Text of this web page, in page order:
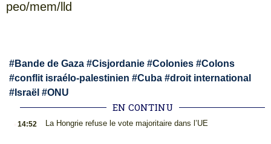
peo/mem/lld
#Bande de Gaza #Cisjordanie #Colonies #Colons
#conflit israélo-palestinien #Cuba #droit international
# Israël #ONU
EN CONTINU
14:52 La Hongrie refuse le vote majoritaire dans l’UE